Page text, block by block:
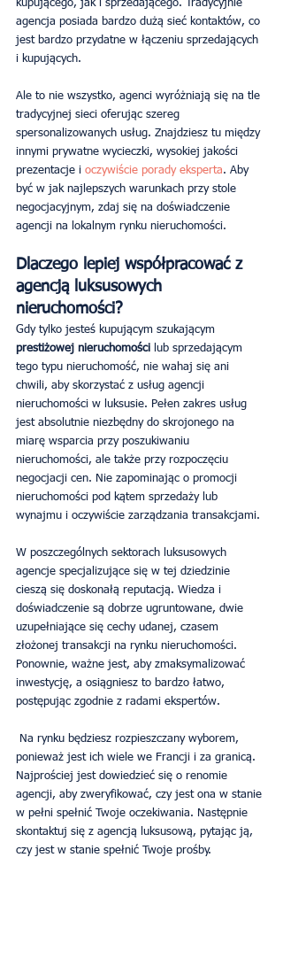
kupującego, jak i sprzedającego. Tradycyjnie
agencja posiada bardzo dużą sieć kontaktów, co
jest bardzo przydatne w łączeniu sprzedających
i kupujących.
Ale to nie wszystko, agenci wyróżniają się na tle
tradycyjnej sieci oferując szereg
spersonalizowanych usług. Znajdziesz tu między
innymi prywatne wycieczki, wysokiej jakości
prezentacje i oczywiście porady eksperta. Aby
być w jak najlepszych warunkach przy stole
negocjacyjnym, zdaj się na doświadczenie
agencji na lokalnym rynku nieruchomości.
Dlaczego lepiej współpracować z
agencją luksusowych
nieruchomości?
Gdy tylko jesteś kupującym szukającym
prestiżowej nieruchomości lub sprzedającym
tego typu nieruchomość, nie wahaj się ani
chwili, aby skorzystać z usług agencji
nieruchomości w luksusie. Pełen zakres usług
jest absolutnie niezbędny do skrojonego na
miarę wsparcia przy poszukiwaniu
nieruchomości, ale także przy rozpoczęciu
negocjacji cen. Nie zapominając o promocji
nieruchomości pod kątem sprzedaży lub
wynajmu i oczywiście zarządzania transakcjami.
W poszczególnych sektorach luksusowych
agencje specjalizujące się w tej dziedzinie
cieszą się doskonałą reputacją. Wiedza i
doświadczenie są dobrze ugruntowane, dwie
uzupełniające się cechy udanej, czasem
złożonej transakcji na rynku nieruchomości.
Ponownie, ważne jest, aby zmaksymalizować
inwestycję, a osiągniesz to bardzo łatwo,
postępując zgodnie z radami ekspertów.
ponieważ jest ich wiele we Francji i za granicą.
Najprościej jest dowiedzieć się o renomie
agencji, aby zweryfikować, czy jest ona w stanie
w pełni spełnić Twoje oczekiwania. Następnie
skontaktuj się z agencją luksusową, pytając ją,
czy jest w stanie spełnić Twoje prośby.